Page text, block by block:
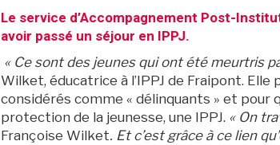
Le service d’Accompagnement Post-
avoir passé un séjour en IPPJ.
« Ce sont des jeunes qui ont été meurtris
Wilket, éducatrice à l’IPPJ de Fraipont.
considérés comme « délinquants » et pour
protection de la jeunesse, une IPPJ. « On
Françoise Wilket. Et c’est grâce à ce lien